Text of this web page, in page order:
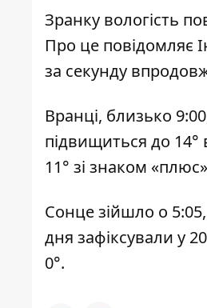
Зранку вологість
Про це повідомляє
за секунду
Вранці, близько
підвищиться до 14°
11° зі знаком
Сонце зійшло о
дня зафіксували у
0°.